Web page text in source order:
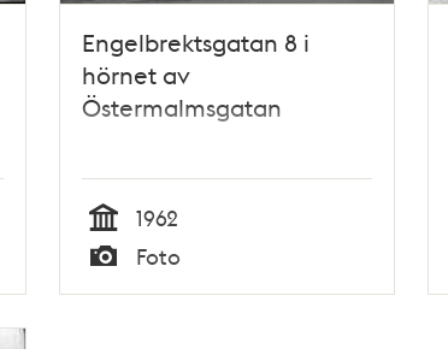
Engelbrektsgatan 8 i
hörnet av
Östermalmsgatan
Tid
1962
Typ
Foto